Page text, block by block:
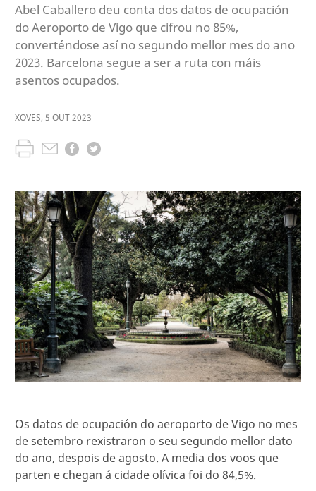
Abel Caballero deu conta dos datos de ocupación
do Aeroporto de Vigo que cifrou no 85%,
converténdose así no segundo mellor mes do ano
2023. Barcelona segue a ser a ruta con máis
asentos ocupados.
XOVES, 5 OUT2023
Os datos de ocupación do aeroporto de Vigo no mes
de setembro rexistraron o seu segundo mellor dato
do ano, despois de agosto. A media dos voos que
parten e chegan á cidade olívica foi do 84,5%.